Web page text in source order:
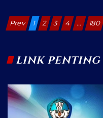
Prev 1 2 3 4 ... 180
LINK PENTING